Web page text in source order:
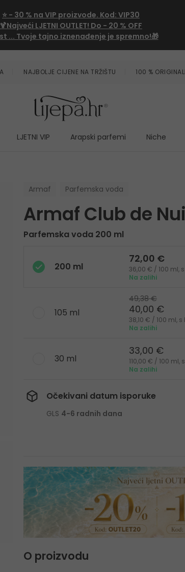
⭐ - 30 % na VIP proizvode. Kod: VIP30
🍹Najveći LJETNI OUTLET! Do - 20 % OFF
... Tvoje tajno iznenađenje je spremno!🎁
NAJBOLJE CIJENE NA TRŽIŠTU 100 %
LJETNI VIP Arapski parfemi Niche
Armaf Parfemska voda
Armaf Club de
Parfemska voda 200 ml
200 ml
72,00 €
36,00 € / 100 ml,
Na zalihi
105 ml
49,38 €
40,00 €
38,10 € / 100 ml, s
Na zalihi
30 ml
33,00 €
110,00 € / 100 ml,
Na zalihi
Očekivani datum isporuke
GLS 4-6 radnih dana
O proizvodu